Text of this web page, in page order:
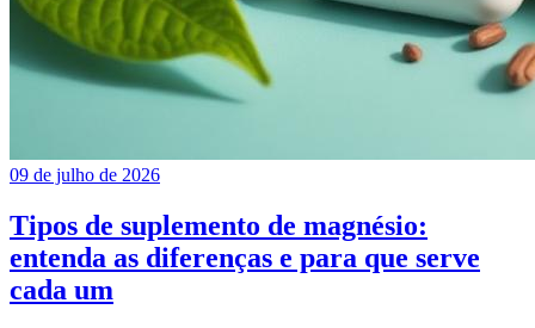
09 de julho de 2026
Tipos de suplemento de magnésio:
entenda as diferenças e para que serve
cada um